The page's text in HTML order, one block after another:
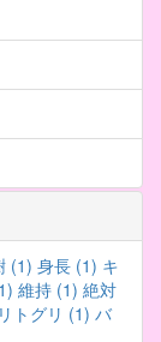
(1) 身長 (1) キ
維持 (1) 絶対
リトグリ (1) バ